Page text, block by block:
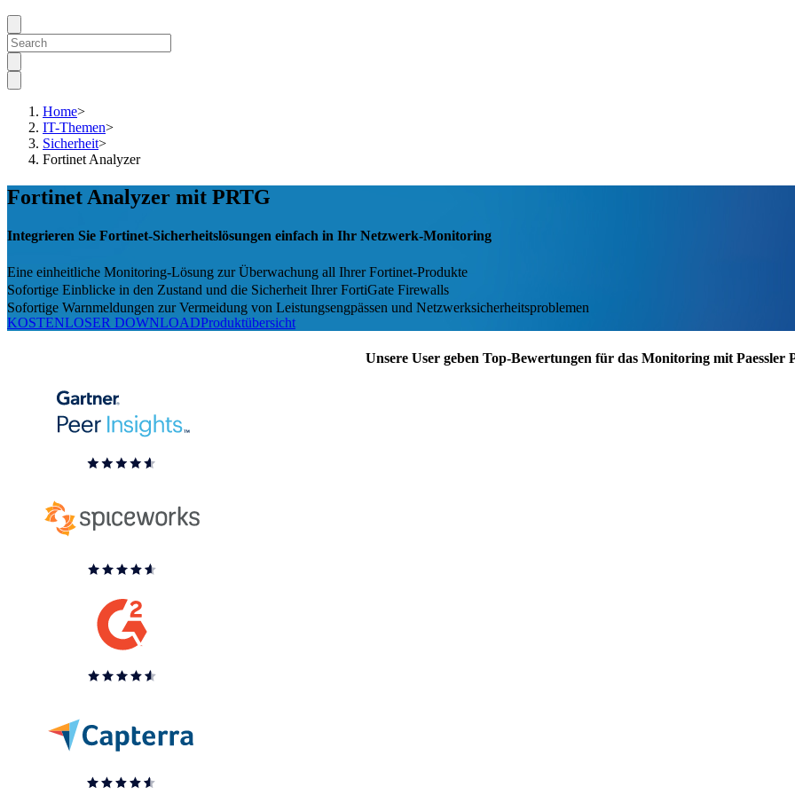
Home>
IT-Themen>
Sicherheit>
Fortinet Analyzer
Fortinet Analyzer mit PRTG
Integrieren Sie Fortinet-Sicherheitslösungen einfach in Ihr Netzwerk-Monitoring
Eine einheitliche Monitoring-Lösung zur Überwachung all Ihrer Fortinet-Produkte
Sofortige Einblicke in den Zustand und die Sicherheit Ihrer FortiGate Firewalls
Sofortige Warnmeldungen zur Vermeidung von Leistungsengpässen und Netzwerksicherheitsproblemen
KOSTENLOSER DOWNLOADProduktübersicht
Unsere User geben Top-Bewertungen für das Monitoring mit Paessler